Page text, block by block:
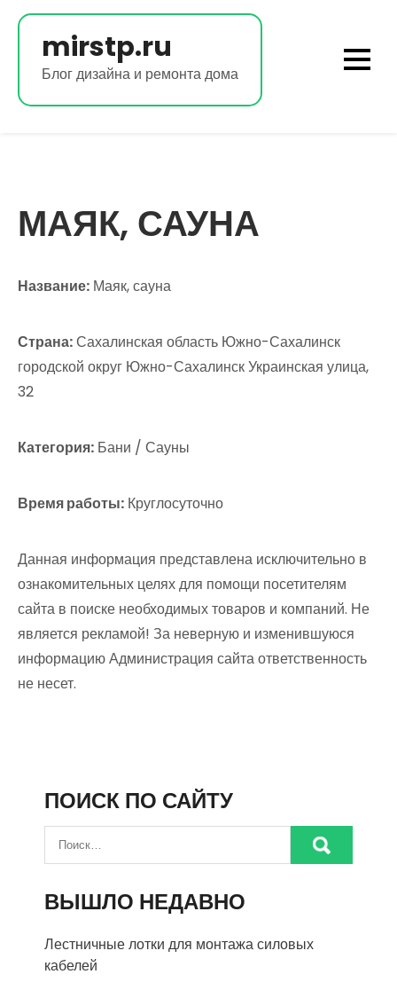
Перейти
содержимомуmirstp.ru
Блог дизайна и ремонта дома
МАЯК, САУНА
Название: Маяк, сауна
Страна:Сахалинская область Южно-Сахалинск
городской округ Южно-Сахалинск Украинская улица,
32
Категория: Бани / Сауны
Время работы: Круглосуточно
Данная информация представлена исключительно в
ознакомительных целях для помощи посетителям
сайта в поиске необходимых товаров и компаний. Не
является рекламой! За неверную и изменившуюся
информацию Администрация сайта ответственность
не несет.
ПОИСК ПО САЙТУ
ВЫШЛО НЕДАВНО
Лестничные лотки для монтажа силовых
кабелей